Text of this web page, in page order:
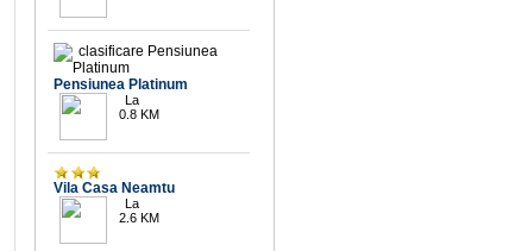
Pensiunea Platinum
La
0.8 KM
Vila Casa Neamtu
La
2.6 KM